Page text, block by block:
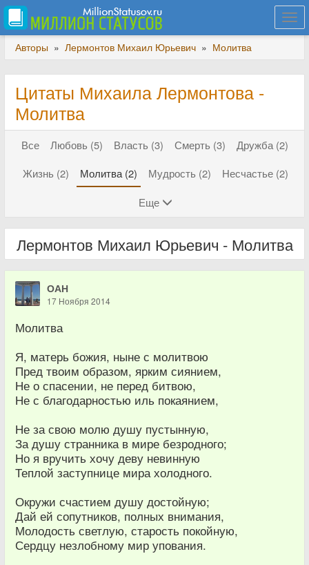
Авторы » Лермонтов Михаил Юрьевич » Молитва
Цитаты Михаила Лермонтова -
Молитва
Все Любовь (5) Власть (3) Смерть (3)
Дружба (2)
Жизнь (2)
Молитва (2) Мудрость (2)
Несчастье (2)
Еще
Лермонтов Михаил Юрьевич - Молитва
ОАН
17 Ноября 2014
Молитва
Я, матерь божия, ныне с молитвою
Пред твоим образом, ярким сиянием,
Не о спасении, не перед битвою,
Не с благодарностью иль покаянием,
Не за свою молю душу пустынную,
За душу странника в мире безродного;
Но я вручить хочу деву невинную
Теплой заступнице мира холодного.
Окружи счастием душу достойную;
Дай ей сопутников, полных внимания,
Молодость светлую, старость покойную,
Сердцу незлобному мир упования.